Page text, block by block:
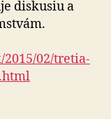
diskusiu a
02/tretia-